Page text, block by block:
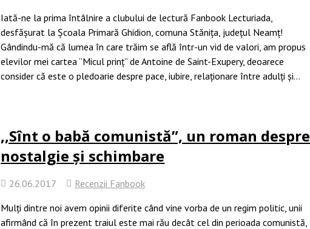
Iată-ne la prima întâlnire a clubului de lectură Fanbook Lecturiada,
desfășurat la Școala Primară Ghidion, comuna Stănița, județul Neamț!
Gândindu-mă că lumea în care trăim se află într-un vid de valori, am propus
elevilor mei cartea “Micul prinț” de Antoine de Saint-Exupery, deoarece
consider că este o pledoarie despre pace, iubire, relaționare între adulți și...
,,Sînt o babă comunistă”, un roman despre
nostalgie și schimbare
26.06.2017
Recenzii Fanbook
Mulți dintre noi avem opinii diferite când vine vorba de un regim politic, unii
afirmând că în prezent traiul este mai rău decât cel din perioada comunistă,